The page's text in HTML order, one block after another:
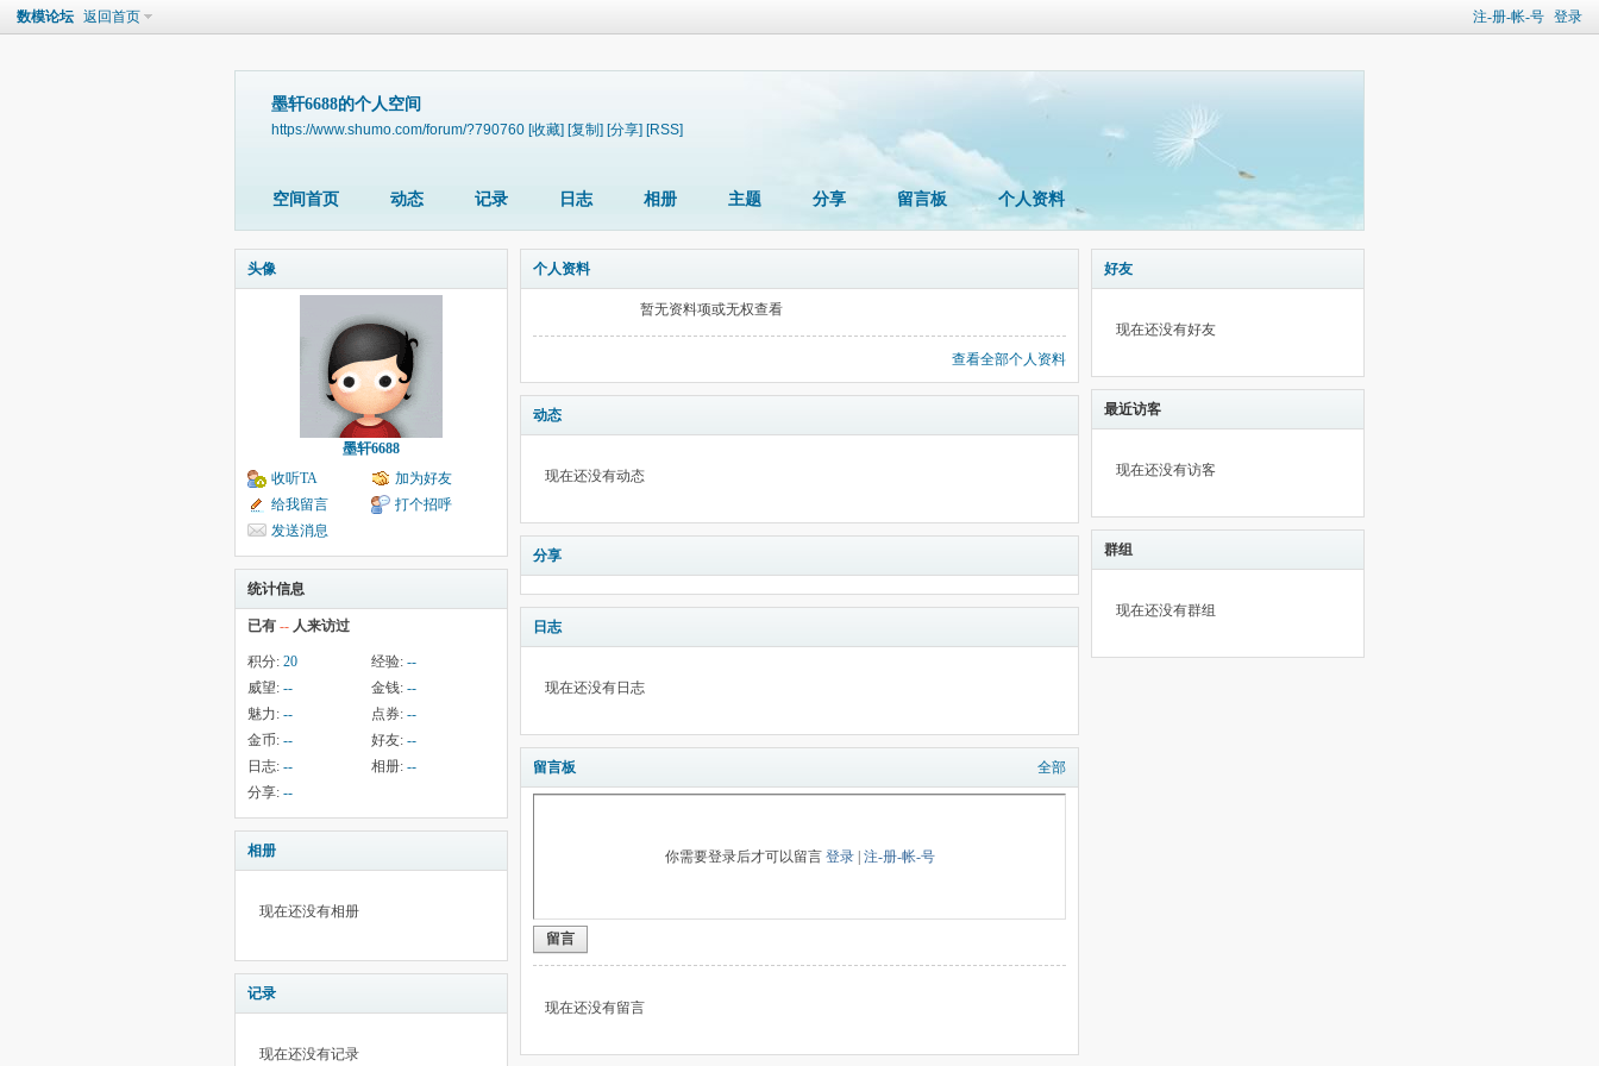
注-册-帐-号 登录
数模论坛 返回首页
墨轩6688的个人空间
https://www.shumo.com/forum/?790760 [收藏] [复制] [分享] [RSS]
空间首页 动态 记录 日志 相册 主题 分享 留言板 个人资料
头像
墨轩6688
收听TA
加为好友
给我留言
打个招呼
发送消息
统计信息
已有 -- 人来访过
积分: 20 经验: --
威望: -- 金钱: --
魅力: -- 点券: --
金币: -- 好友: --
日志: -- 相册: --
分享: --
相册
现在还没有相册
记录
现在还没有记录
个人资料
暂无资料项或无权查看
查看全部个人资料
动态
现在还没有动态
分享
日志
现在还没有日志
留言板 全部
你需要登录后才可以留言 登录| 注-册-帐-号
留言
现在还没有留言
好友
现在还没有好友
最近访客
现在还没有访客
群组
现在还没有群组